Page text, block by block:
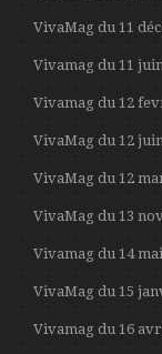
VivaMag du 11
Vivamag du 11
Vivamag du 12
VivaMag du 12
VivaMag du 12
VivaMag du 13
Vivamag du 14
VivaMag du 15
Vivamag du 16